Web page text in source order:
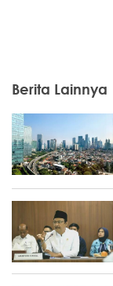
Berita Lainnya